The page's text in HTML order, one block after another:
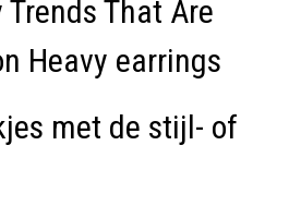
met de stijl- of